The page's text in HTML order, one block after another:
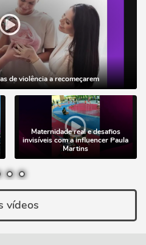
de violência a recomeçarem
Maternidade real e desafios
invisíveis com a influencer Paula
Martins
vídeos